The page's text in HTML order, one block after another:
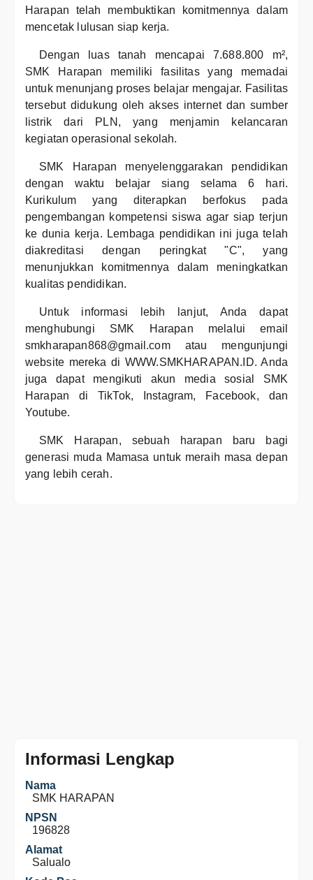
Harapan telah membuktikan komitmennya dalam
mencetak lulusan siap kerja.
Dengan luas tanah mencapai 7.688.800 m²,
SMK Harapan memiliki fasilitas yang memadai
untuk menunjang proses belajar mengajar. Fasilitas
tersebut didukung oleh akses internet dan sumber
listrik dari PLN, yang menjamin kelancaran
kegiatan operasional sekolah.
SMK Harapan menyelenggarakan pendidikan
dengan waktu belajar siang selama 6 hari.
Kurikulum yang diterapkan berfokus pada
pengembangan kompetensi siswa agar siap terjun
ke dunia kerja. Lembaga pendidikan ini juga telah
diakreditasi dengan peringkat "C", yang
menunjukkan komitmennya dalam meningkatkan
kualitas pendidikan.
Untuk informasi lebih lanjut, Anda dapat
menghubungi SMK Harapan melalui email
smkharapan868@gmail.com atau mengunjungi
website mereka di WWW.SMKHARAPAN.ID. Anda
juga dapat mengikuti akun media sosial SMK
Harapan di TikTok, Instagram, Facebook, dan
Youtube.
SMK Harapan, sebuah harapan baru bagi
generasi muda Mamasa untuk meraih masa depan
yang lebih cerah.
Informasi Lengkap
Nama
SMK HARAPAN
NPSN
196828
Alamat
Salualo